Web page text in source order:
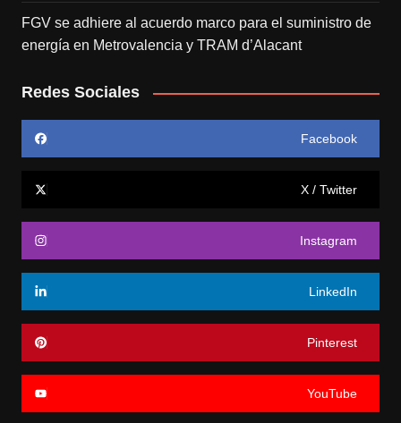
FGV se adhiere al acuerdo marco para el suministro de
energía en Metrovalencia y TRAM d’Alacant
Redes Sociales
Facebook
X / Twitter
Instagram
LinkedIn
Pinterest
YouTube